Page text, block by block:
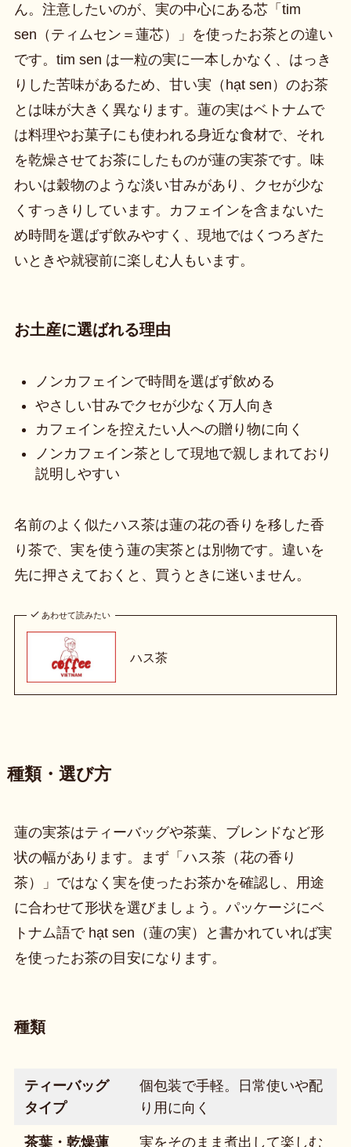
ん。注意したいのが、実の中心にある芯「tim
sen（ティムセン＝蓮芯）」を使ったお茶との違い
です。tim sen は一粒の実に一本しかなく、はっき
りした苦味があるため、甘い実（hạt sen）のお茶
とは味が大きく異なります。蓮の実はベトナムで
は料理やお菓子にも使われる身近な食材で、それ
を乾燥させてお茶にしたものが蓮の実茶です。味
わいは穀物のような淡い甘みがあり、クセが少な
くすっきりしています。カフェインを含まないた
め時間を選ばず飲みやすく、現地ではくつろぎた
いときや就寝前に楽しむ人もいます。
お土産に選ばれる理由
ノンカフェインで時間を選ばず飲める
やさしい甘みでクセが少なく万人向き
カフェインを控えたい人への贈り物に向く
ノンカフェイン茶として現地で親しまれており
説明しやすい
名前のよく似たハス茶は蓮の花の香りを移した香
り茶で、実を使う蓮の実茶とは別物です。違いを
先に押さえておくと、買うときに迷いません。
あわせて読みたい
ハス茶
種類・選び方
蓮の実茶はティーバッグや茶葉、ブレンドなど形
状の幅があります。まず「ハス茶（花の香り
茶）」ではなく実を使ったお茶かを確認し、用途
に合わせて形状を選びましょう。パッケージにベ
トナム語で hạt sen（蓮の実）と書かれていれば実
を使ったお茶の目安になります。
種類
ティーバッグ
タイプ
個包装で手軽。日常使いや配
り用に向く
茶葉・乾燥蓮 実をそのまま煮出して楽しむ